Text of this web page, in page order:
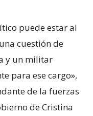
puede estar al
cuestión de
y un militar
para ese cargo»,
de la fuerzas
de Cristina